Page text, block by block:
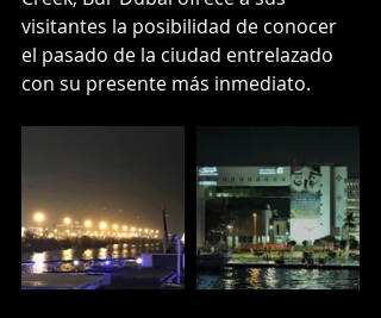
visitantes la posibilidad de conocer
el pasado de la ciudad entrelazado
con su presente más inmediato.